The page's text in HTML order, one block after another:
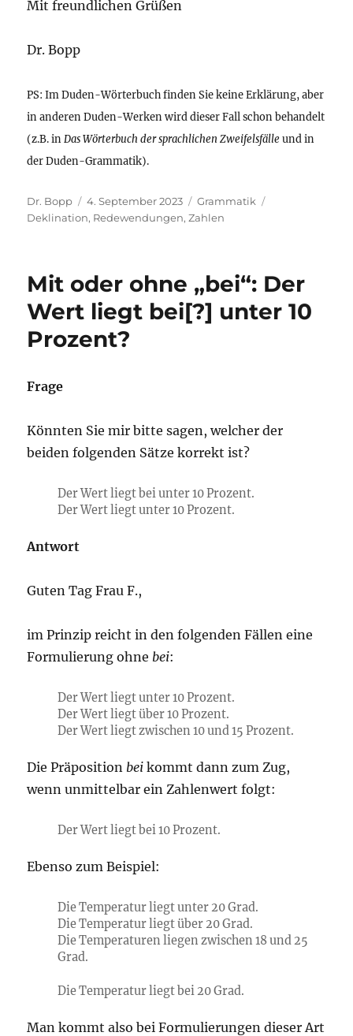
Mit freundlichen Grüßen
Dr. Bopp
PS: Im Duden-Wörterbuch finden Sie keine Erklärung, aber
in anderen Duden-Werken wird dieser Fall schon behandelt
(z.B. in Das Wörterbuch der sprachlichen Zweifelsfälleund in
der Duden-Grammatik).
Autor
Dr. Bopp
Veröffentlicht
am
4. September 2023 Kategorien
Grammatik
Deklination, Redewendungen,Zahlen
Mit oder ohne „bei“: Der
Wert liegt bei[?] unter 10
Prozent?
Frage
Könnten Sie mir bitte sagen, welcher der
beiden folgenden Sätze korrekt ist?
Der Wert liegt bei unter 10 Prozent.
Der Wert liegt unter 10 Prozent.
Antwort
Guten Tag Frau F.,
im Prinzip reicht in den folgenden Fällen eine
Formulierung ohne bei:
Der Wert liegt unter 10 Prozent.
Der Wert liegt über 10 Prozent.
Der Wert liegt zwischen 10 und 15 Prozent.
Die Präposition bei kommt dann zum Zug,
wenn unmittelbar ein Zahlenwert folgt:
Der Wert liegt bei 10 Prozent.
Ebenso zum Beispiel:
Die Temperatur liegt unter 20 Grad.
Die Temperatur liegt über 20 Grad.
Die Temperaturen liegen zwischen 18 und 25
Grad.
Die Temperatur liegt bei 20 Grad.
Man kommt also bei Formulierungen dieser Art